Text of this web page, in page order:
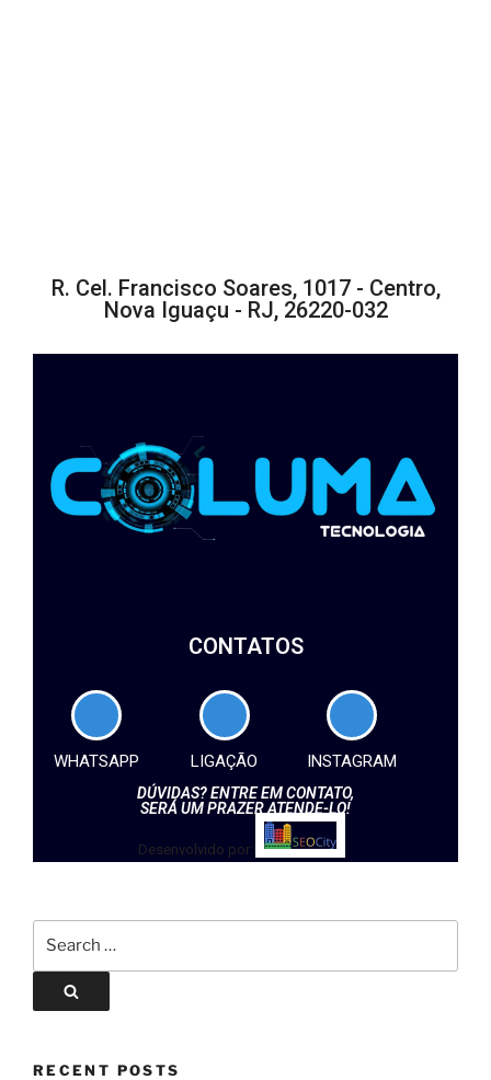
R. Cel. Francisco Soares, 1017 - Centro,
Nova Iguaçu - RJ, 26220-032
CONTATOS
WHATSAPP LIGAÇÃO INSTAGRAM
DÚVIDAS? ENTRE EM CONTATO,
SERÁ UM PRAZER ATENDE-LO!
Desenvolvido por:
RECENT POSTS